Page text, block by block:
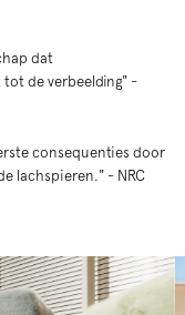
dat
tot de verbeelding" -
consequenties door
lachspieren." - NRC